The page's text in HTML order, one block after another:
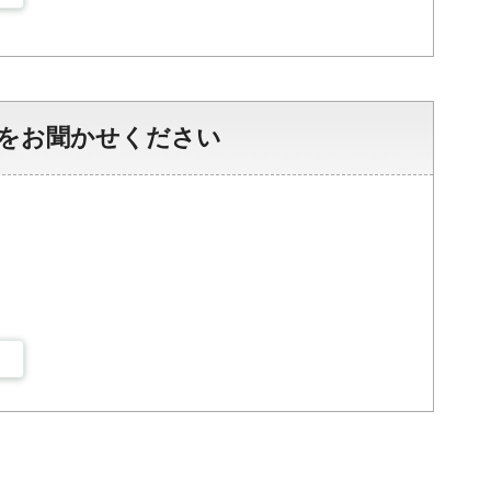
お聞かせください